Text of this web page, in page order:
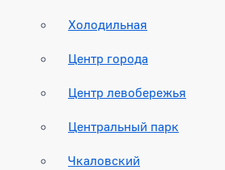
Холодильная
Центр города
Центр левобережья
Центральный парк
Чкаловский